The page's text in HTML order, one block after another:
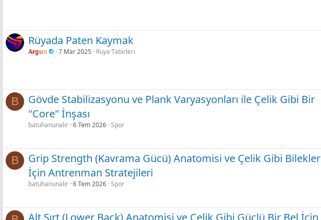
Rüyada Paten Kaymak
Argun 7 Mar 2025 Rüya Tabirleri
B
Gövde Stabilizasyonu ve Plank Varyasyonları ile Çelik Gibi Bir
"Core" İnşası
batuhanunalir 6 Tem 2026 Spor
B
Grip Strength (Kavrama Gücü) Anatomisi ve Çelik Gibi Bilekler
İçin Antrenman Stratejileri
batuhanunalir 6 Tem 2026 Spor
Alt Sırt (Lower Back) Anatomisi ve Çelik Gibi Güçlü Bir Bel İçin